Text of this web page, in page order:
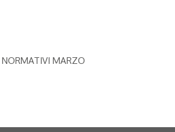
NORMATIVI MARZO